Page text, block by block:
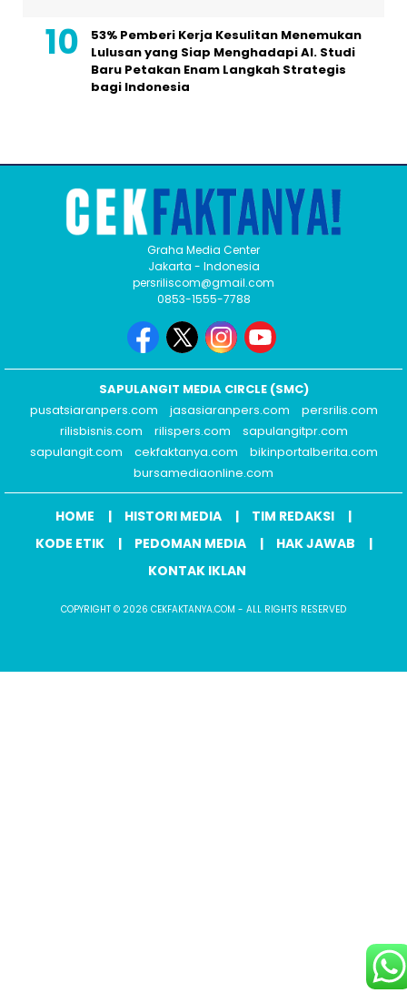
53% Pemberi Kerja Kesulitan Menemukan
Lulusan yang Siap Menghadapi AI. Studi
Baru Petakan Enam Langkah Strategis
bagi Indonesia
Graha Media Center
Jakarta - Indonesia
persriliscom@gmail.com
0853-1555-7788
SAPULANGIT MEDIA CIRCLE (SMC)
pusatsiaranpers.com
jasasiaranpers.com
persrilis.com
rilisbisnis.com
rilispers.com
sapulangitpr.com
sapulangit.com
cekfaktanya.com
bikinportalberita.com
bursamediaonline.com
HOME HISTORI MEDIA
TIM REDAKSI
KODE ETIK
PEDOMAN MEDIA
HAK JAWAB
KONTAK IKLAN
COPYRIGHT © 2026 CEKFAKTANYA.COM - ALL RIGHTS RESERVED